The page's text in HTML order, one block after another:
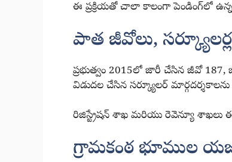
ఈ ప్రక్రియతో చాలా కాలంగా పెండింగ్‌లో ఉన్న
పాత జీవోలు,
ప్రభుత్వం 2015లో జారీ చేసిన జీవో
విడుదల చేసిన సర్క్యూలర్
రిజిస్ట్రేషన్ శాఖ మరియు రెవెన్యూ శాఖలు
గ్రామకంఠ భూముల